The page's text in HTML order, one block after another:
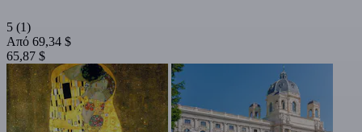
5 (1)
Από 69,34 $
65,87 $